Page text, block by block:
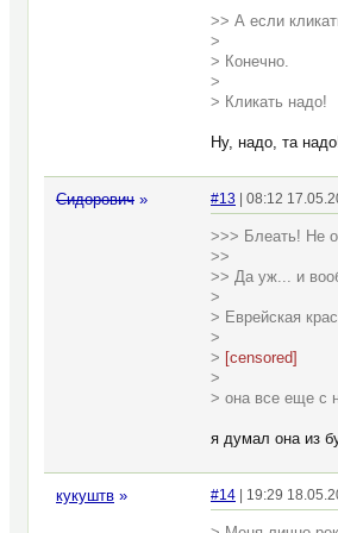
>> А если
>
> Конечно.
>
> Кликать надо!
Ну, надо, та
Сидорович » #13 | 08:12
>>> Блеать! Не
>>
>> Да уж... и
>
> Еврейская
>
> [censored]
>
> она все еще с
я думал она из
кукуштв » #14 | 19:29